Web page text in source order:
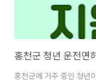
홍천군 청년 운전면
홍천군에 거주 중인 청년